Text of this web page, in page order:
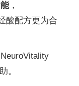
，
酸配方更为合
NeuroVitality
。